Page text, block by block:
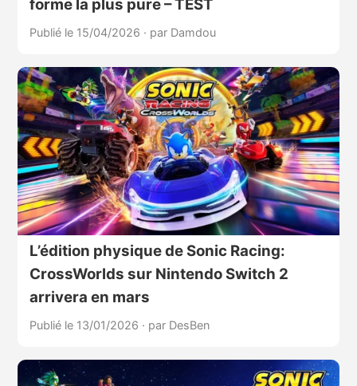
forme la plus pure – TEST
Publié le 15/04/2026 · par Damdou
L’édition physique de Sonic Racing:
CrossWorlds sur Nintendo Switch 2
arrivera en mars
Publié le 13/01/2026 · par DesBen